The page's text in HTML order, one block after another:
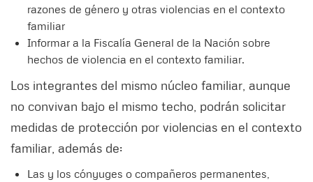
razones de género y otras violencias en el contexto
familiar
Informar a la Fiscalía General de la Nación sobre
hechos de violencia en el contexto familiar.
Los integrantes del mismo núcleo familiar, aunque
no convivan bajo el mismo techo, podrán solicitar
medidas de protección por violencias en el contexto
familiar, además de:
Las y los cónyuges o compañeros permanentes,